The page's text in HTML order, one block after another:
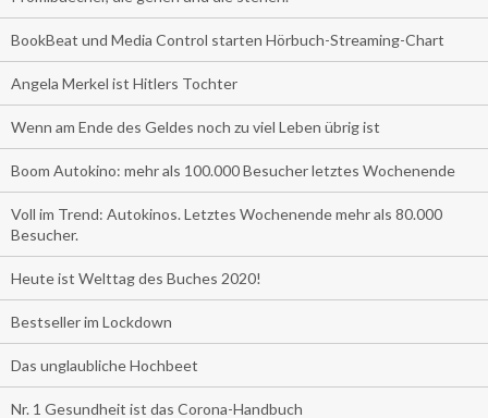
BookBeat und Media Control starten Hörbuch-Streaming-Chart
Angela Merkel ist Hitlers Tochter
Wenn am Ende des Geldes noch zu viel Leben übrig ist
Boom Autokino: mehr als 100.000 Besucher letztes Wochenende
Voll im Trend: Autokinos. Letztes Wochenende mehr als 80.000
Besucher.
Heute ist Welttag des Buches 2020!
Bestseller im Lockdown
Das unglaubliche Hochbeet
Nr. 1 Gesundheit ist das Corona-Handbuch